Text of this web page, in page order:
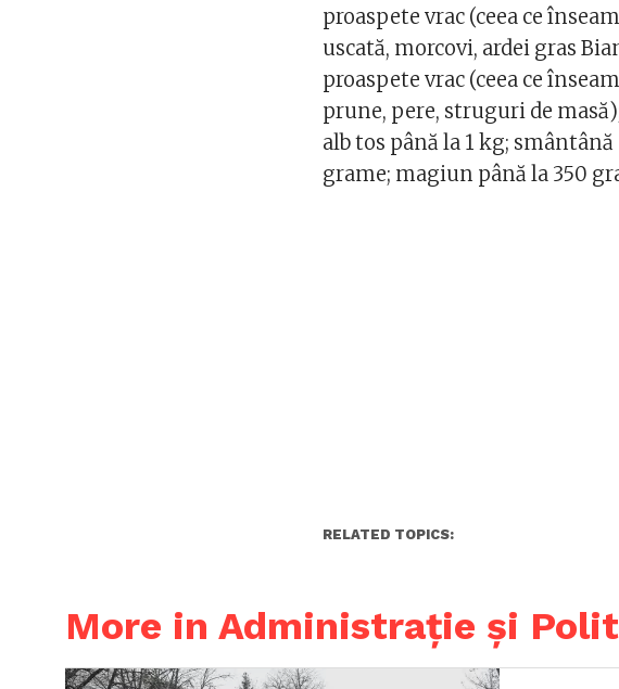
proaspete vrac (ceea ce
uscată, morcovi, ardei gras
proaspete vrac (ceea ce
prune, pere, struguri de
alb tos până la 1 kg;
grame; magiun până la 350
RELATED TOPICS:
More in Administrație și